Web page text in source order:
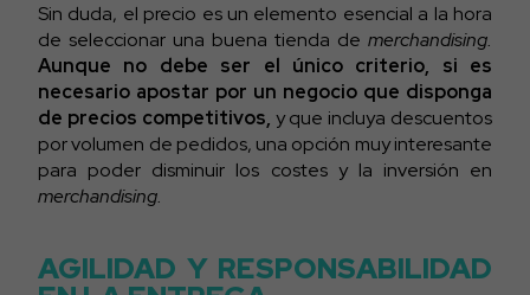
Sin duda, el precio es un elemento esencial a la hora
de seleccionar una buena tienda de merchandising.
Aunque no debe ser el único criterio, si es
necesario apostar por un negocio que disponga
de precios competitivos, y que incluya descuentos
por volumen de pedidos, una opción muy interesante
para poder disminuir los costes y la inversión en
merchandising.
AGILIDAD Y RESPONSABILIDAD